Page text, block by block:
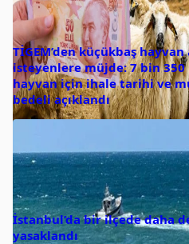
TİGEM’den küçükbaş
isteyenlere müjde: 7 bin 350
hayvan için ihale tarihi ve
bedeli açıklandı
İstanbul’da bir ilçede daha
yasaklandı